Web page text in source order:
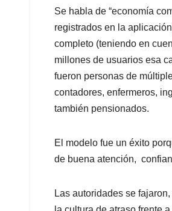
Se habla de “economía
registrados en la
completo (teniendo en
millones de usuarios esa
fueron personas de
contadores, enfermeros,
también pensionados.
El modelo fue un éxito
de buena atención,
Las autoridades se